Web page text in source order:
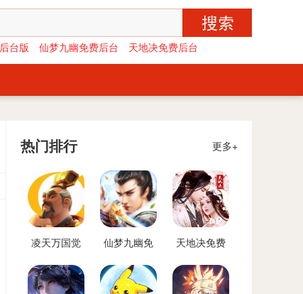
台版 仙梦九幽免费后台 天地决免费后台
热门排行 更多+
凌天万国觉
版
仙梦九幽免
天地决免费